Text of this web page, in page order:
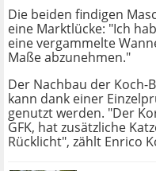
Die beiden findigen
eine Marktlücke: "Ich
eine vergammelte
Maße abzunehmen."
Der Nachbau der
kann dank einer
genutzt werden. "Der
GFK, hat zusätzliche
Rücklicht", zählt Enrico